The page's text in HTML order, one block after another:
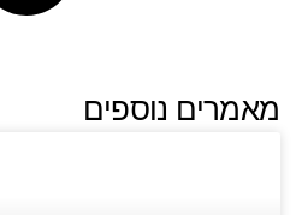
מאמרים נוספים